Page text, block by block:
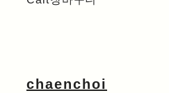
chaenchoi